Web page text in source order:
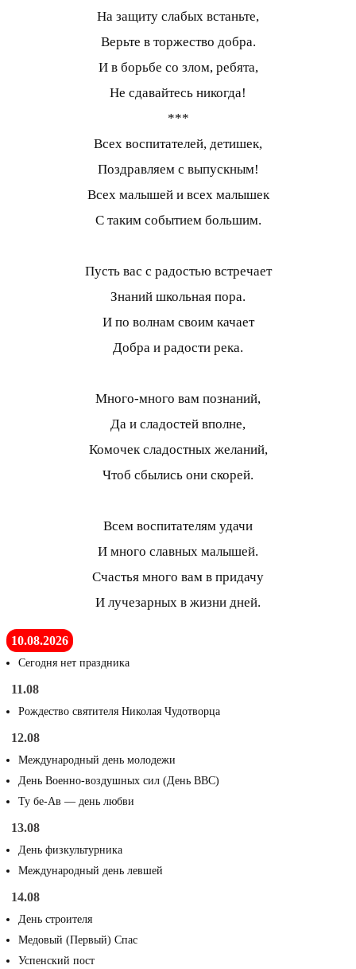
На защиту слабых встаньте,
Верьте в торжество добра.
И в борьбе со злом, ребята,
Не сдавайтесь никогда!
***
Всех воспитателей, детишек,
Поздравляем с выпускным!
Всех малышей и всех малышек
С таким событием большим.
Пусть вас с радостью встречает
Знаний школьная пора.
И по волнам своим качает
Добра и радости река.
Много-много вам познаний,
Да и сладостей вполне,
Комочек сладостных желаний,
Чтоб сбылись они скорей.
Всем воспитателям удачи
И много славных малышей.
Счастья много вам в придачу
И лучезарных в жизни дней.
10.08.2026
Сегодня нет праздника
11.08
Рождество святителя Николая Чудотворца
12.08
Международный день молодежи
День Военно-воздушных сил (День ВВС)
Ту бе-Ав — день любви
13.08
День физкультурника
Международный день левшей
14.08
День строителя
Медовый (Первый) Спас
Успенский пост